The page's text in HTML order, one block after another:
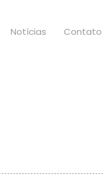
Notícias Contato